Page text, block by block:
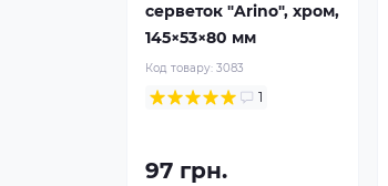
серветок "Arino", хром,
145×53×80 мм
Код товару: 3083
1
97 грн.